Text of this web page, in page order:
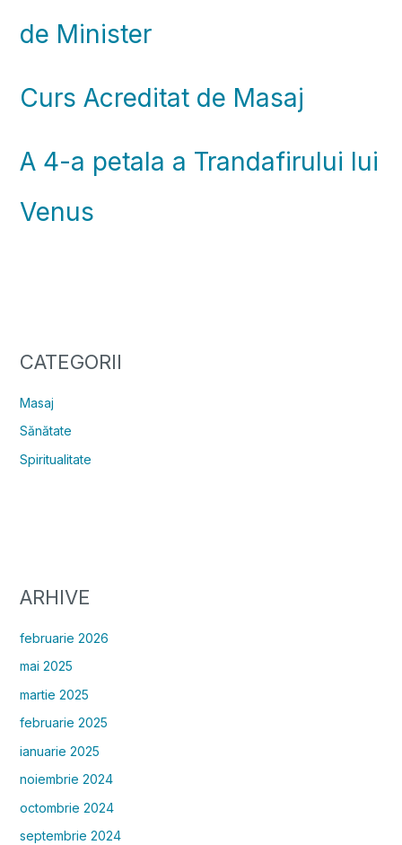
de Minister
Curs Acreditat de Masaj
A 4-a petala a Trandafirului lui
Venus
CATEGORII
Masaj
Sănătate
Spiritualitate
ARHIVE
februarie 2026
mai 2025
martie 2025
februarie 2025
ianuarie 2025
noiembrie 2024
octombrie 2024
septembrie 2024